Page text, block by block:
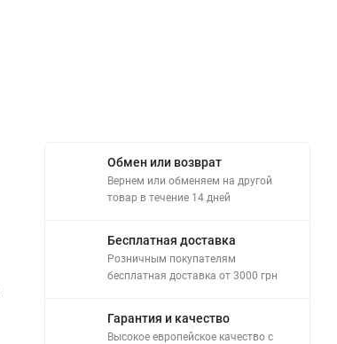
Обмен или возврат
Вернем или обменяем на другой
товар в течение 14 дней
Бесплатная доставка
Розничным покупателям
бесплатная доставка от 3000 грн
Гарантия и качество
Высокое европейское качество с